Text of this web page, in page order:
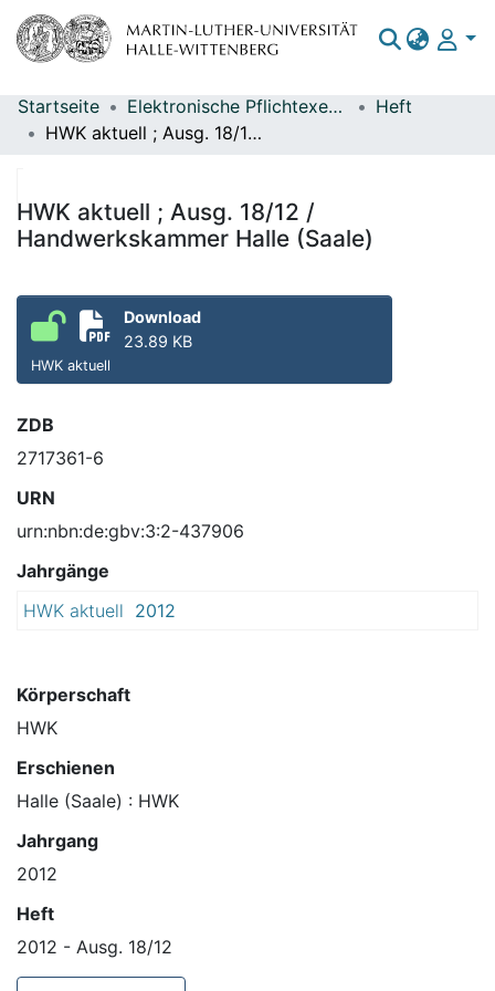
Bereiche & Sammlungen
Statistiken
Startseite Elektronische Pflichtexemplare
Heft
HWK aktuell ; Ausg. 18/12 / Handwerkskammer Halle (Saale)
HWK aktuell ; Ausg. 18/12 /
Handwerkskammer Halle (Saale)
Download
23.89 KB
HWK aktuell
ZDB
2717361-6
URN
urn:nbn:de:gbv:3:2-437906
Jahrgänge
HWK aktuell 2012
Körperschaft
HWK
Erschienen
Halle (Saale) : HWK
Jahrgang
2012
Heft
2012 - Ausg. 18/12